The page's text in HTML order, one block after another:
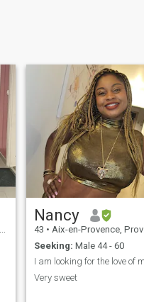
Nancy
43 • Aix-en-Provence, Provence-Alpes-Côte d'Azur, France
Seeking: Male 44 - 60
Very sweet